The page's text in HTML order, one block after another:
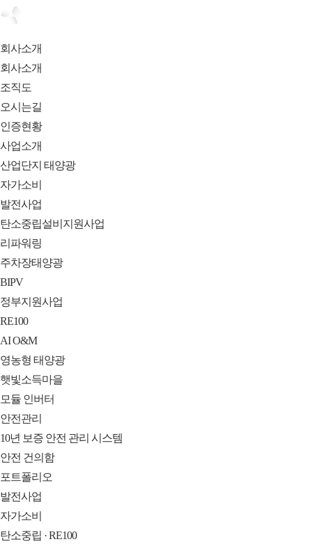
회사소개
회사소개
조직도
오시는길
인증현황
사업소개
산업단지 태양광
자가소비
발전사업
탄소중립설비지원사업
리파워링
주차장태양광
BIPV
정부지원사업
RE100
AI O&M
영농형 태양광
햇빛소득마을
모듈 인버터
안전관리
10년 보증 안전 관리 시스템
안전 건의함
포트폴리오
발전사업
자가소비
탄소중립 · RE100